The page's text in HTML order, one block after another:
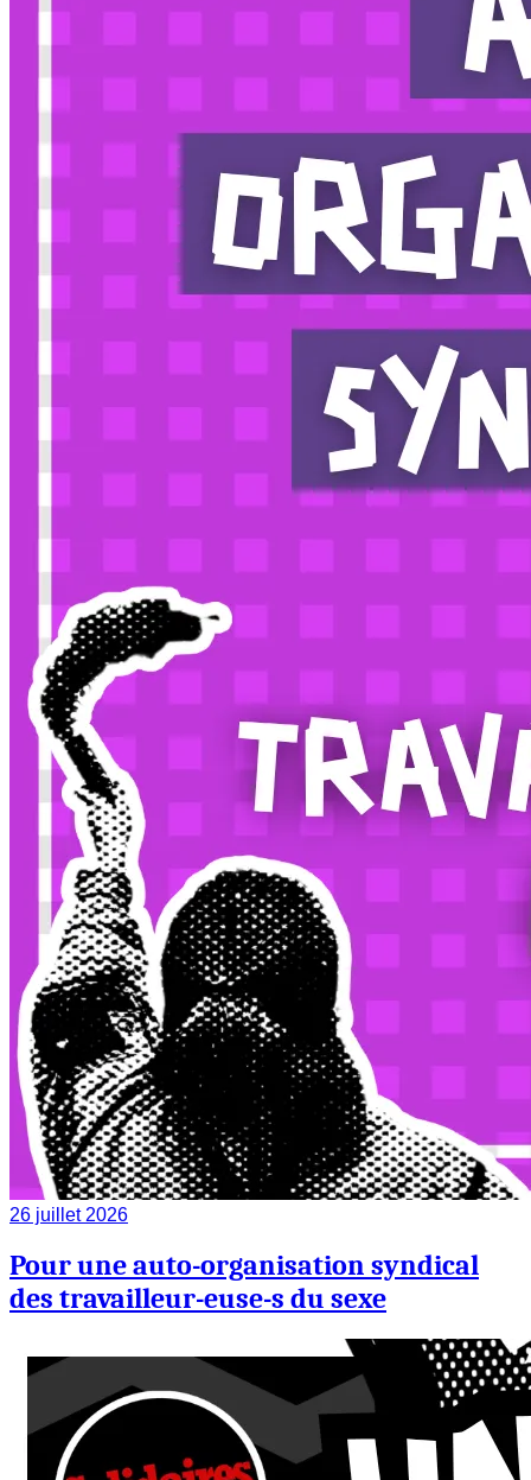
26 juillet 2026
Pour une auto-organisation syndical
des travailleur-euse-s du sexe